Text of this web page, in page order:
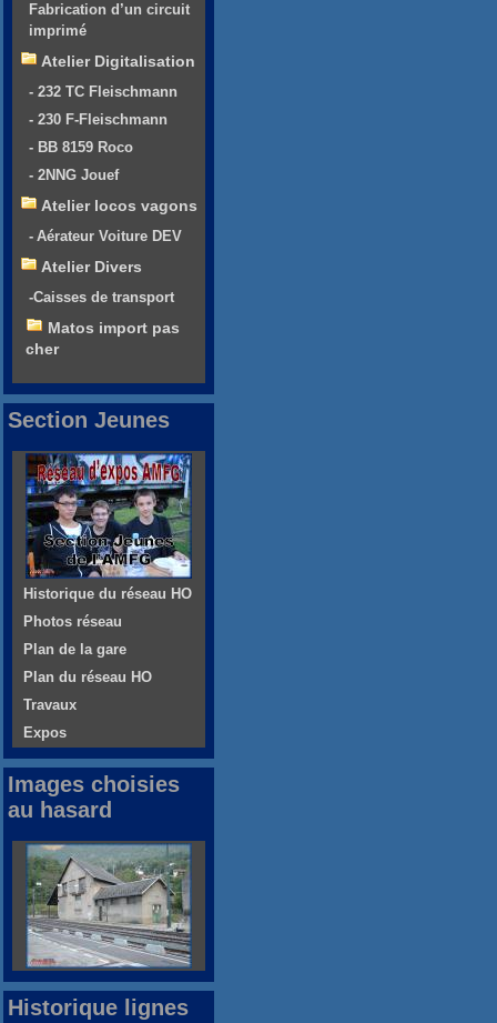
Fabrication d’un circuit
imprimé
Atelier Digitalisation
- 232 TC Fleischmann
- 230 F-Fleischmann
- BB 8159 Roco
- 2NNG Jouef
Atelier locos vagons
- Aérateur Voiture DEV
Atelier Divers
-Caisses de transport
Matos import pas
cher
Section Jeunes
Historique du réseau HO
Photos réseau
Plan de la gare
Plan du réseau HO
Travaux
Expos
Images choisies
au hasard
Historique lignes